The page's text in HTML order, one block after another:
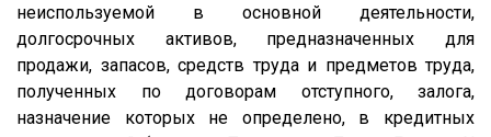
неиспользуемой в основной деятельности,
долгосрочных активов, предназначенных для
продажи, запасов, средств труда и предметов труда,
полученных по договорам отступного, залога,
назначение которых не определено, в кредитных